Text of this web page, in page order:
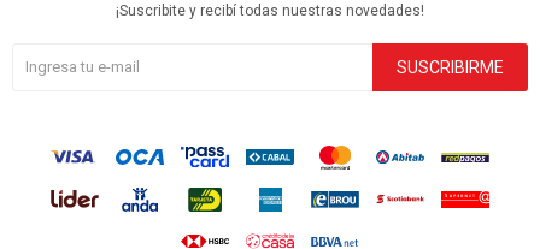
¡Suscribite y recibí todas nuestras novedades!
SUSCRIBIRME